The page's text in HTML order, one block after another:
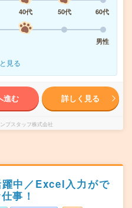
40代 50代
60代
男性
見る
進む 詳しく見る
プスタッフ株式会社
中／Excel入力がで
事！